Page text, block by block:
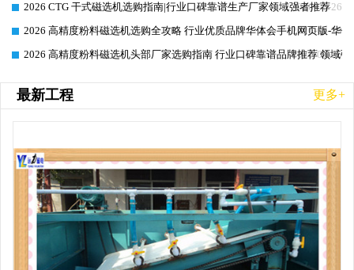
2026-06-26
2026 CTG 干式磁选机选购指南|行业口碑靠谱生产厂家领域强者推荐
2026-06-26
2026 高精度粉料磁选机选购全攻略 行业优质品牌华体会手机网页版-华
2026-06-26
2026 高精度粉料磁选机头部厂家选购指南 行业口碑靠谱品牌推荐 领域
最新工程 更多+